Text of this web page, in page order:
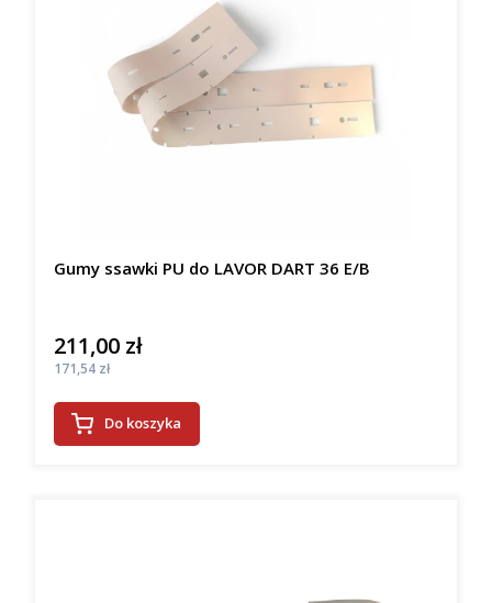
Gumy ssawki PU do LAVOR DART 36 E/B
Cena
211,00 zł
Cena
171,54 zł
Do koszyka